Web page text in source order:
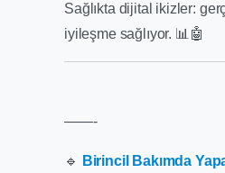
Sağlıkta dijital ikizler:
iyileşme sağlıyor. 📊🤖
——-
🔹 Birincil Bakımda